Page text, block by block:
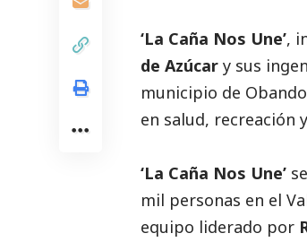
‘La Caña Nos Une’,
de Azúcar y sus
municipio de
en salud, recreación
‘La Caña Nos Une’
mil personas en el
equipo liderado por